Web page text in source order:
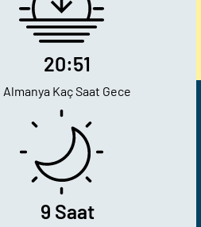
20:51
Almanya Kaç Saat Gece
9 Saat